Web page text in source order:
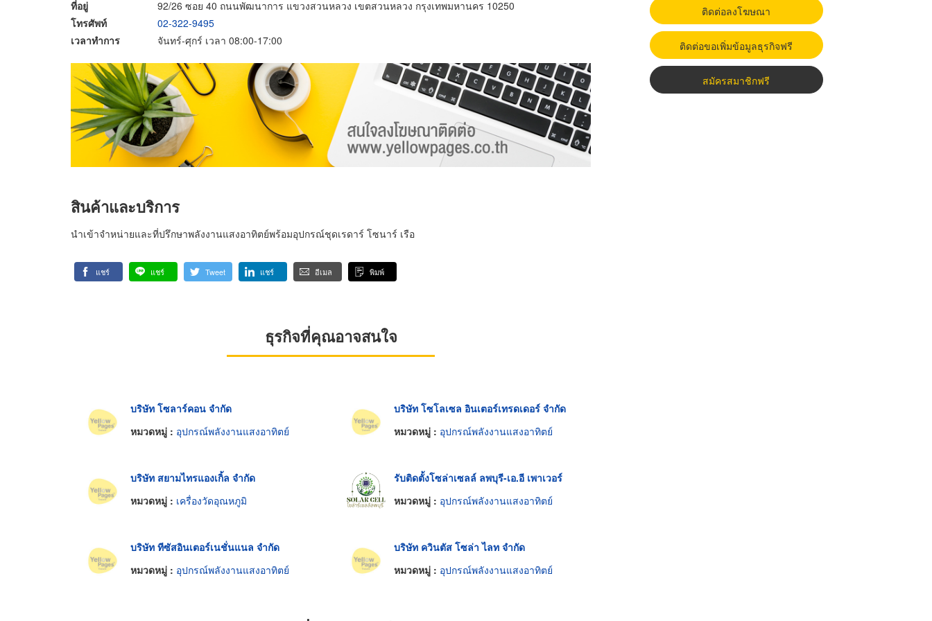
ที่อยู่
92/26 ซอย 40 ถนนพัฒนาการ แขวงสวนหลวง เขตสวนหลวง กรุงเทพมหานคร 10250
โทรศัพท์
02-322-9495
เวลาทำการ
จันทร์-ศุกร์ เวลา 08:00-17:00
สินค้าและบริการ
นำเข้าจำหน่ายและที่ปรึกษาพลังงานแสงอาทิตย์พร้อมอุปกรณ์ชุดเรดาร์ โซนาร์ เรือ
แชร์ แชร์ Tweet แชร์ อีเมล พิมพ์
ธุรกิจที่คุณอาจสนใจ
บริษัท โซลาร์คอน จำกัด
หมวดหมู่ : อุปกรณ์พลังงานแสงอาทิตย์
บริษัท โซโลเซล อินเตอร์เทรดเดอร์ จำกัด
หมวดหมู่ : อุปกรณ์พลังงานแสงอาทิตย์
บริษัท สยามไทรแองเกิ้ล จำกัด
หมวดหมู่ : เครื่องวัดอุณหภูมิ
รับติดตั้งโซล่าเซลล์ ลพบุรี-เอ.อี เพาเวอร์
หมวดหมู่ : อุปกรณ์พลังงานแสงอาทิตย์
บริษัท ทีซัสอินเตอร์เนชั่นแนล จำกัด
หมวดหมู่ : อุปกรณ์พลังงานแสงอาทิตย์
บริษัท ควินตัส โซล่า ไลท จำกัด
หมวดหมู่ : อุปกรณ์พลังงานแสงอาทิตย์
ติดต่อลงโฆษณา
ติดต่อขอเพิ่มข้อมูลธุรกิจฟรี
สมัครสมาชิกฟรี